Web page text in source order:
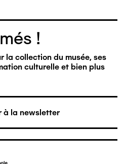
!
la collection du musée, ses
culturelle et bien plus
à la newsletter